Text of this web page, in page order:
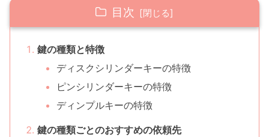
目次
鍵の種類と特徴
ディスクシリンダーキーの特徴
ピンシリンダーキーの特徴
ディンプルキーの特徴
鍵の種類ごとのおすすめの依頼先